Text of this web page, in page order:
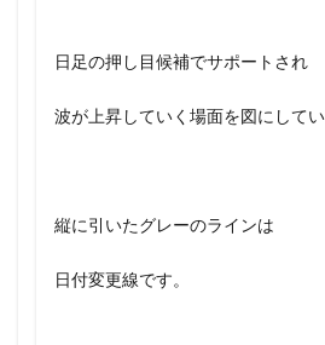
日足の押し目候補でサポートされ
波が上昇していく場面を図にしてい
縦に引いたグレーのラインは
日付変更線です。